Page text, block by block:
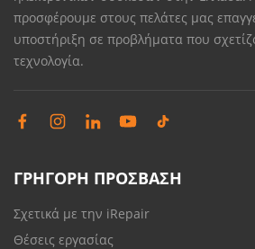
προσφέρουμε στους πελάτες μας
υποστήριξη σε προβλήματα που
τεχνολογία.
ΓΡΗΓΟΡΗ ΠΡΟΣΒΑΣΗ
Σχετικά με την iRepair
Θέσεις εργασίας